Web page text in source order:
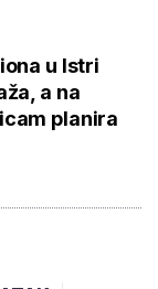
u Istri
a na
planira